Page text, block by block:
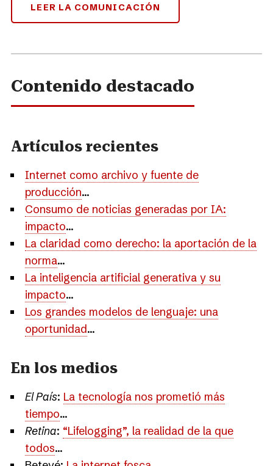
LEER LA COMUNICACIÓN
Contenido destacado
Artículos recientes
Internet como archivo y fuente de
producción...
Consumo de noticias generadas por IA:
impacto...
La claridad como derecho: la aportación de la
norma...
La inteligencia artificial generativa y su
impacto...
Los grandes modelos de lenguaje: una
oportunidad...
En los medios
El País: La tecnología nos prometió más
tiempo...
Retina: “Lifelogging”, la realidad de la que
todos...